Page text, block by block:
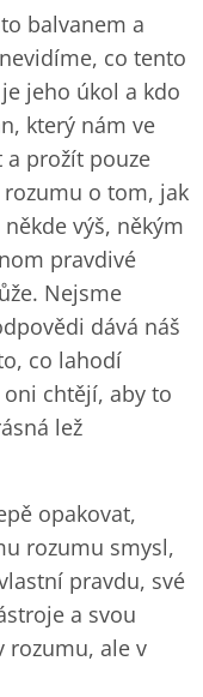
balvanem a
co tento
jeho úkol a kdo
který nám ve
a prožít pouze
o tom, jak
výš, někým
pravdivé
Nejsme
dává náš
co lahodí
chtějí, aby to
lež
opakovat,
rozumu smysl,
pravdu, své
a svou
rozumu, ale v